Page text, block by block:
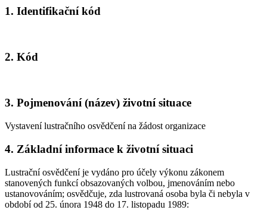
1. Identifikační kód
2. Kód
3. Pojmenování (název) životní situace
Vystavení lustračního osvědčení na žádost organizace
4. Základní informace k životní situaci
Lustrační osvědčení je vydáno pro účely výkonu zákonem
stanovených funkcí obsazovaných volbou, jmenováním nebo
ustanovováním; osvědčuje, zda lustrovaná osoba byla či nebyla v
období od 25. února 1948 do 17. listopadu 1989: